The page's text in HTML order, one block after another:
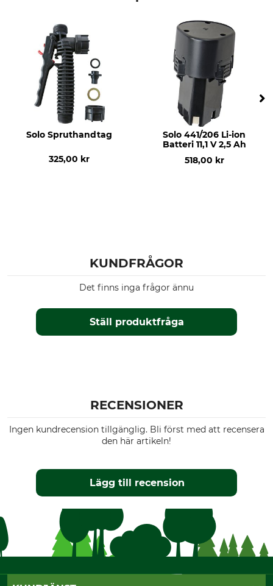
Solo Spruthandtag
325,00 kr
Solo 441/206 Li-ion
Batteri 11,1 V 2,5 Ah
518,00 kr
KUNDFRÅGOR
Ställ produktfråga
Det finns inga frågor ännu
RECENSIONER
Ingen kundrecension tillgänglig. Bli först med att recensera
den här artikeln!
Lägg till recension